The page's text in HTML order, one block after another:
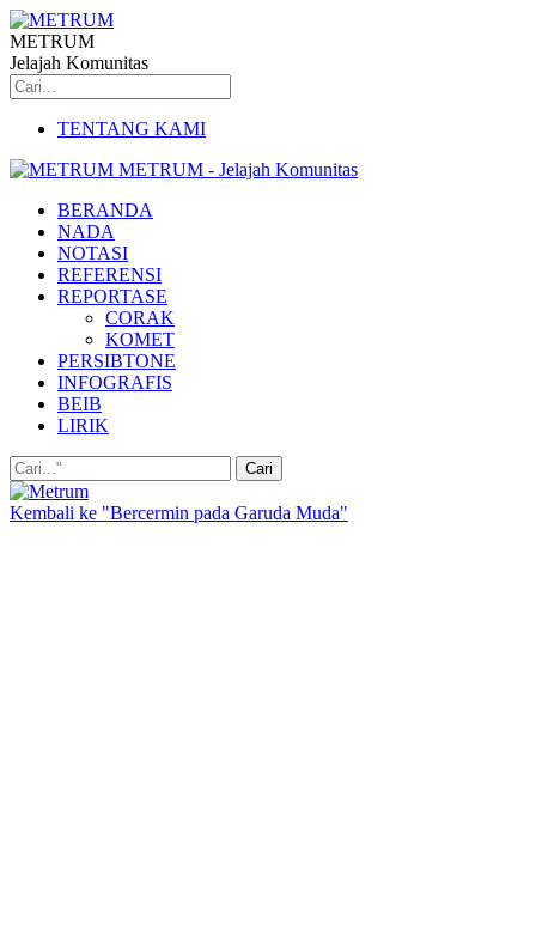
METRUM
Jelajah Komunitas
TENTANG KAMI
METRUM - Jelajah Komunitas
BERANDA
NADA
NOTASI
REFERENSI
REPORTASE
CORAK
KOMET
PERSIBTONE
INFOGRAFIS
BEIB
LIRIK
Kembali ke "Bercermin pada Garuda Muda"